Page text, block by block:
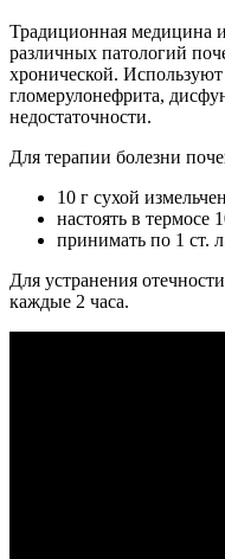
Традиционная медицина
различных патологий
хронической.
гломерулонефрита,
недостаточности.
Для терапии болезни
10 г сухой
настоять в термосе
принимать по 1 ст.
Для устранения
каждые 2 часа.